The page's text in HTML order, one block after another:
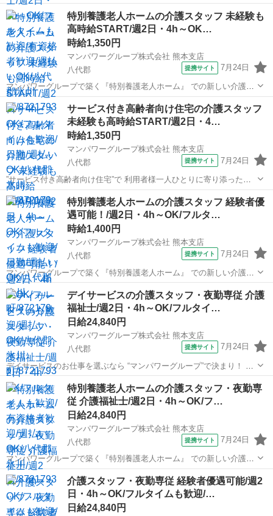
護を!! ━━━━━━━━ｖ━━━━━━━━━━ マンパワーグループ
なら… ✅️高時給でちゃんと稼げる！ ✅️ライフスタイルに合わせた働
き...
熊本 八代郡 医療
特別養護老人ホームの介護スタッフ 未経験も
高時給START/週2日・4h～OK…
時給1,350円
マンパワーグループ株式会社 熊本支店
八代郡
提携サイト 7月24日
マンパワーグループで築く『特別養護老人ホーム』 での新しい介護キ
ャリア◎ 安心＆安定のワケは・・・ ✅️高時給で稼げて収入安定！ ✅️ラ
イフスタイルに合わせて働ける！ ✅️福利厚生充実！（資格取得支...
熊本 八代郡 医療
サービス付き高齢者向け住宅の介護スタッフ
未経験も高時給START/週2日・4…
時給1,350円
マンパワーグループ株式会社 熊本支店
八代郡
提携サイト 7月24日
”サービス付き高齢者向け住宅”で 利用者様一人ひとりに寄り添った介
護を!! ━━━━━━━━ｖ━━━━━━━━━━ マンパワーグループ
なら… ✅️高時給でちゃんと稼げる！ ✅️ライフスタイルに合わせた働
き...
熊本 八代郡 医療
特別養護老人ホームの介護スタッフ 経験者優
遇可能！/週2日・4h～OK/フルタ…
時給1,400円
マンパワーグループ株式会社 熊本支店
八代郡
提携サイト 7月24日
マンパワーグループで築く『特別養護老人ホーム』 での新しい介護キ
ャリア◎ 安心＆安定のワケは・・・ ✅️高時給で稼げて収入安定！ ✅️ラ
イフスタイルに合わせて働ける！ ✅️福利厚生充実！（資格取得支...
熊本 医療
デイサービスの介護スタッフ・夜勤専従 介護
福祉士/週2日・4h～OK/フルタイ…
日給24,840円
マンパワーグループ株式会社 熊本支店
八代郡
提携サイト 7月24日
デイサービスのお仕事を選ぶなら “マンパワーグループ”で決まり！ ✅️
高時給で稼げる！ ✅️ライフスタイルに合わせて働ける！ ✅️資格取得支
援など福利厚生充実！ ✅️大手なので安定性抜群！ ...
熊本 八代郡 医療
特別養護老人ホームの介護スタッフ・夜勤専
従 介護福祉士/週2日・4h～OK/フ…
日給24,840円
マンパワーグループ株式会社 熊本支店
八代郡
提携サイト 7月24日
マンパワーグループで築く『特別養護老人ホーム』 での新しい介護キ
ャリア◎ 安心＆安定のワケは・・・ ✅️高時給で稼げて収入安定！ ✅️ラ
イフスタイルに合わせて働ける！ ✅️福利厚生充実！（資格取得支...
熊本 八代郡 医療
介護スタッフ・夜勤専従 経験者優遇可能/週2
日・4h～OK/フルタイムも歓迎/…
日給24,840円